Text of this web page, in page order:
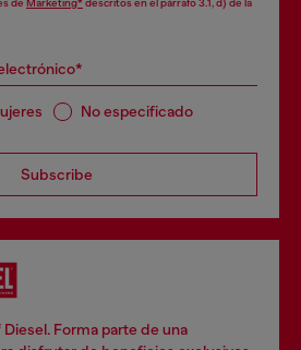
de Marketing*descritos en el párrafo 3.1, d) de la
No especificado
Subscribe
Forma parte de una